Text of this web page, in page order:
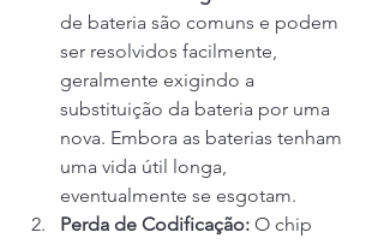
de bateria são comuns e podem
ser resolvidos facilmente,
geralmente exigindo a
substituição da bateria por uma
nova. Embora as baterias tenham
uma vida útil longa,
eventualmente se esgotam.
Perda de Codificação: O chip